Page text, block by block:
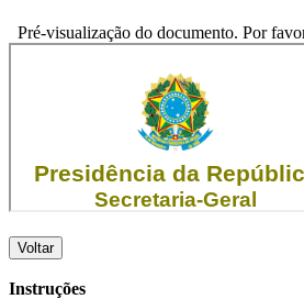
Pré-visualização do documento. Por
Voltar
Instruções